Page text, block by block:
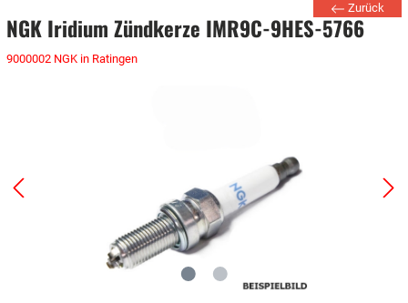
Zurück
NGK Iridium Zündkerze IMR9C-9HES-5766
9000002 NGK in Ratingen